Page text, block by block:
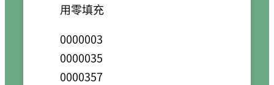
用零填充
0000003
0000035
0000357